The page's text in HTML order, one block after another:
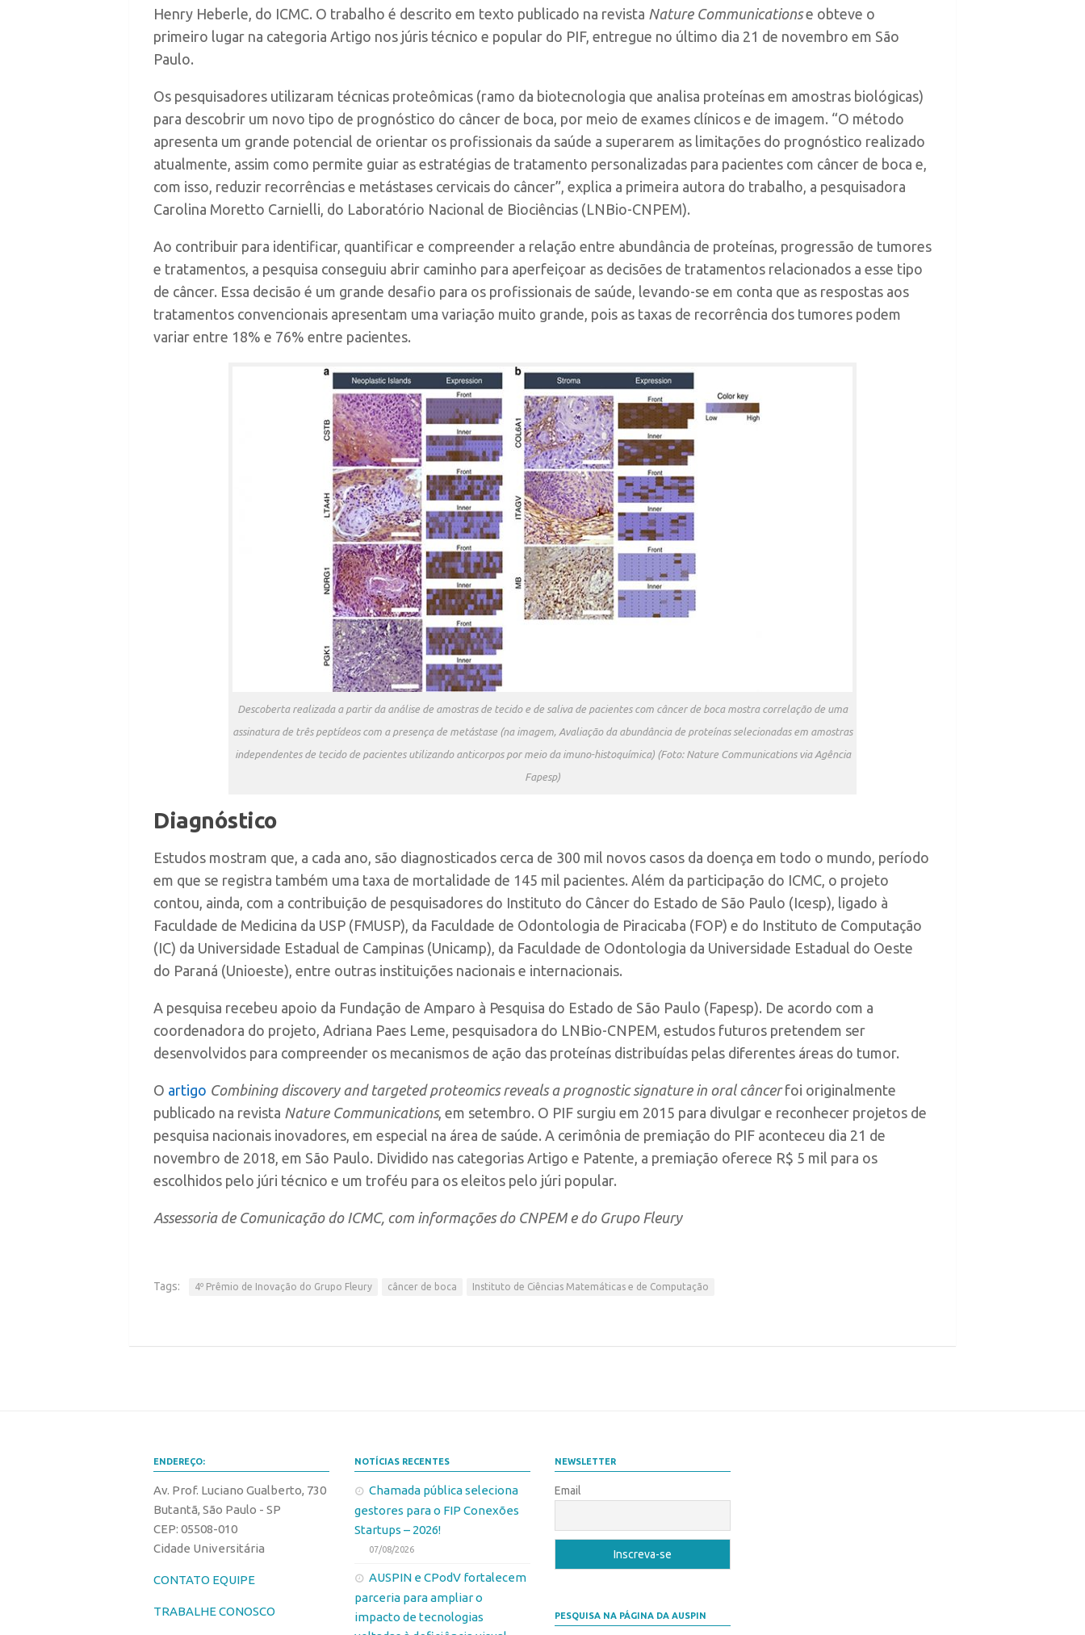
Henry Heberle, do ICMC. O trabalho é descrito em texto publicado na revista Nature Communicationse obteve o
primeiro lugar na categoria Artigo nos júris técnico e popular do PIF, entregue no último dia 21 de novembro em São
Paulo.
Os pesquisadores utilizaram técnicas proteômicas (ramo da biotecnologia que analisa proteínas em amostras biológicas)
para descobrir um novo tipo de prognóstico do câncer de boca, por meio de exames clínicos e de imagem. “O método
apresenta um grande potencial de orientar os profissionais da saúde a superarem as limitações do prognóstico realizado
atualmente, assim como permite guiar as estratégias de tratamento personalizadas para pacientes com câncer de boca e,
com isso, reduzir recorrências e metástases cervicais do câncer”, explica a primeira autora do trabalho, a pesquisadora
Carolina Moretto Carnielli, do Laboratório Nacional de Biociências (LNBio-CNPEM).
Ao contribuir para identificar, quantificar e compreender a relação entre abundância de proteínas, progressão de tumores
e tratamentos, a pesquisa conseguiu abrir caminho para aperfeiçoar as decisões de tratamentos relacionados a esse tipo
de câncer. Essa decisão é um grande desafio para os profissionais de saúde, levando-se em conta que as respostas aos
tratamentos convencionais apresentam uma variação muito grande, pois as taxas de recorrência dos tumores podem
variar entre 18% e 76% entre pacientes.
Descoberta realizada a partir da análise de amostras de tecido e de saliva de pacientes com câncer de boca mostra correlação de uma
assinatura de três peptídeos com a presença de metástase (na imagem, Avaliação da abundância de proteínas selecionadas em amostras
independentes de tecido de pacientes utilizando anticorpos por meio da imuno-histoquímica) (Foto: Nature Communications via Agência
Fapesp)
Diagnóstico
Estudos mostram que, a cada ano, são diagnosticados cerca de 300 mil novos casos da doença em todo o mundo, período
em que se registra também uma taxa de mortalidade de 145 mil pacientes. Além da participação do ICMC, o projeto
contou, ainda, com a contribuição de pesquisadores do Instituto do Câncer do Estado de São Paulo (Icesp), ligado à
Faculdade de Medicina da USP (FMUSP), da Faculdade de Odontologia de Piracicaba (FOP) e do Instituto de Computação
(IC) da Universidade Estadual de Campinas (Unicamp), da Faculdade de Odontologia da Universidade Estadual do Oeste
do Paraná (Unioeste), entre outras instituições nacionais e internacionais.
A pesquisa recebeu apoio da Fundação de Amparo à Pesquisa do Estado de São Paulo (Fapesp). De acordo com a
coordenadora do projeto, Adriana Paes Leme, pesquisadora do LNBio-CNPEM, estudos futuros pretendem ser
desenvolvidos para compreender os mecanismos de ação das proteínas distribuídas pelas diferentes áreas do tumor.
O artigo Combining discovery and targeted proteomics reveals a prognostic signature in oral câncerfoi originalmente
publicado na revista Nature Communications, em setembro. O PIF surgiu em 2015 para divulgar e reconhecer projetos de
pesquisa nacionais inovadores, em especial na área de saúde. A cerimônia de premiação do PIF aconteceu dia 21 de
novembro de 2018, em São Paulo. Dividido nas categorias Artigo e Patente, a premiação oferece R$ 5 mil para os
escolhidos pelo júri técnico e um troféu para os eleitos pelo júri popular.
Assessoria de Comunicação do ICMC, com informações do CNPEM e do Grupo Fleury
Tags: 4º Prêmio de Inovação do Grupo Fleury câncer de boca Instituto de Ciências Matemáticas e de Computação
ENDEREÇO:
Av. Prof. Luciano Gualberto, 730
Butantã, São Paulo - SP
CEP: 05508-010
Cidade Universitária
CONTATO EQUIPE
TRABALHE CONOSCO
NOTÍCIAS RECENTES
Chamada pública seleciona
gestores para o FIP Conexões
Startups – 2026!
07/08/2026
AUSPIN e CPodV fortalecem
parceria para ampliar o
impacto de tecnologias
NEWSLETTER
Email
PESQUISA NA PÁGINA DA AUSPIN